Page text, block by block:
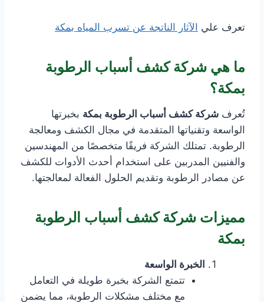
تعرف علي الآثار الناتجة عن تسرب المياه بمكة
ما هي شركة كشف أسباب الرطوبة
بمكة؟
تُعرف شركة كشف أسباب الرطوبة بمكة بخبرتها
الواسعة وتقنياتها المتقدمة في مجال الكشف ومعالجة
الرطوبة. تمتلك الشركة فريقًا متخصصًا من المهندسين
والفنيين المدربين على استخدام أحدث الأدوات للكشف
عن مصادر الرطوبة وتقديم الحلول الفعالة لمعالجتها.
مميزات شركة كشف أسباب الرطوبة
بمكة
الخبرة الواسعة
تتمتع الشركة بخبرة طويلة في التعامل
مع مختلف مشكلات الرطوبة، مما يضمن